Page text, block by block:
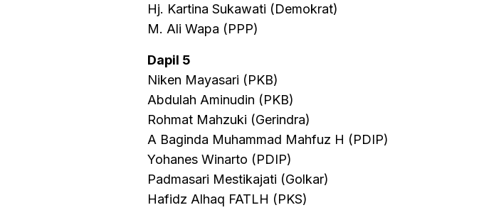
Hj. Kartina Sukawati (Demokrat)
M. Ali Wapa (PPP)
Dapil 5
Niken Mayasari (PKB)
Abdulah Aminudin (PKB)
Rohmat Mahzuki (Gerindra)
A Baginda Muhammad Mahfuz H (PDIP)
Yohanes Winarto (PDIP)
Padmasari Mestikajati (Golkar)
Hafidz Alhaq FATLH (PKS)